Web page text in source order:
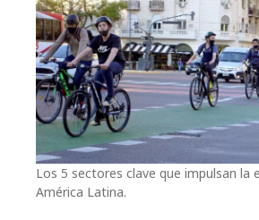
Los 5 sectores clave que impulsan la
América Latina.